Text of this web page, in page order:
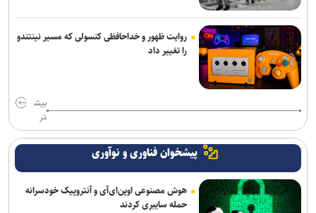
روایت ظهور و خداحافظی کنسولی که مسیر نینتندو
را تغییر داد
بیش
تر
پیشخوان فناوری و نوآوری
هوش مصنوعی اوپن‌ای‌آی و آنتروپیک خودسرانه
حمله سایبری کردند